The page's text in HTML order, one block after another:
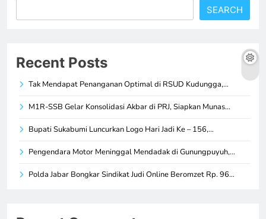
SEARCH
Recent Posts
Tak Mendapat Penanganan Optimal di RSUD Kudungga,…
M1R-SSB Gelar Konsolidasi Akbar di PRJ, Siapkan Munas…
Bupati Sukabumi Luncurkan Logo Hari Jadi Ke – 156,…
Pengendara Motor Meninggal Mendadak di Gunungpuyuh,…
Polda Jabar Bongkar Sindikat Judi Online Beromzet Rp. 96…